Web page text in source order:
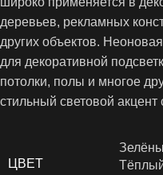
деревьев, рекламных
других объектов.
для декоративной
потолки, полы и многое
стильный световой
ЦВЕТ